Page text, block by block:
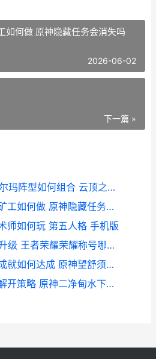
如何做 原神隐藏任务会消失吗
2026-06-02
下一篇 »
云顶之弈s9六神谕卡尔玛阵型如何组合 云顶之奕s4.5六神射
原神隐藏任务失踪的矿工如何做 原神隐藏任务会消失吗
师如何玩 第五人格 手机版
王者荣耀荣耀：13号升级 王者荣耀荣耀称号哪个含金量最高
原神望舒须筑阶隐藏成就如何达成 原神望舒须筑阶木板在哪里
原神二净甸水下锚点解开策略 原神二净甸水下锚点死域